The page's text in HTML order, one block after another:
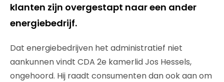
klanten zijn overgestapt naar een ander
energiebedrijf.
Dat energiebedrijven het administratief niet
aankunnen vindt CDA 2e kamerlid Jos Hessels,
ongehoord. Hij raadt consumenten dan ook aan om